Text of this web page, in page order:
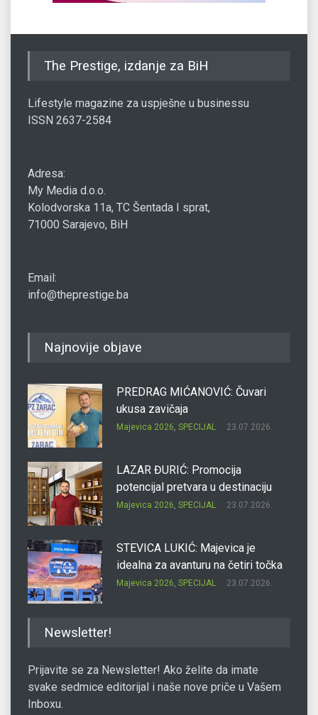
The Prestige, izdanje za BiH
Lifestyle magazine za uspješne u businessu
ISSN 2637-2584
Adresa:
My Media d.o.o.
Kolodvorska 11a, TC Šentada I sprat,
71000 Sarajevo, BiH
Email:
info@theprestige.ba
Najnovije objave
PREDRAG MIĆANOVIĆ: Čuvari
ukusa zavičaja
Majevica 2026, SPECIJAL 23.07.2026.
LAZAR ĐURIĆ: Promocija
potencijal pretvara u destinaciju
Majevica 2026, SPECIJAL 23.07.2026.
STEVICA LUKIĆ: Majevica je
idealna za avanturu na četiri točka
Majevica 2026, SPECIJAL 23.07.2026.
Newsletter!
Prijavite se za Newsletter! Ako želite da imate
svake sedmice editorijal i naše nove priče u Vašem
Inboxu.